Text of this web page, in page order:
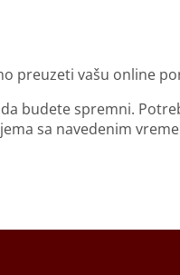
preuzeti vašu online
budete spremni.
sa navedenim